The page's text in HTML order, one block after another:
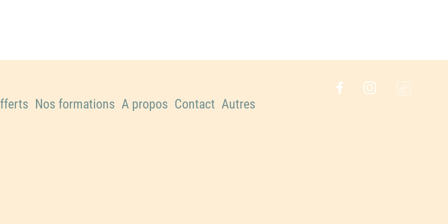
Nos formations A propos Contact Autres